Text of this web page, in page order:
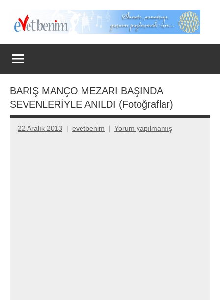
Evet
Benim
BARIŞ MANÇO MEZARI BAŞINDA
SEVENLERİYLE ANILDI (Fotoğraflar)
22 Aralık 2013 evetbenim Yorum yapılmamış